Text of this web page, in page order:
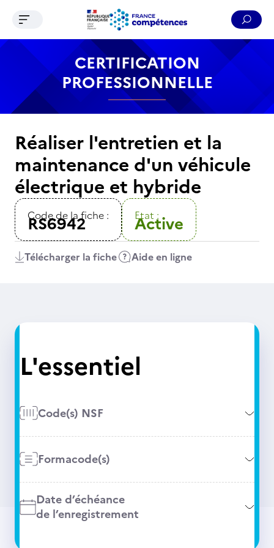
Contenu Recherche Menu Pied de page
Ouvrir le menu de navigation
CERTIFICATION
PROFESSIONNELLE
Réaliser l'entretien et la
maintenance d'un véhicule
électrique et hybride
Code de la fiche :
RS6942 Etat :
Active
Télécharger la fiche Aide en ligne
L'essentiel
Code(s) NSF
Formacode(s)
Date d’échéance
de l’enregistrement